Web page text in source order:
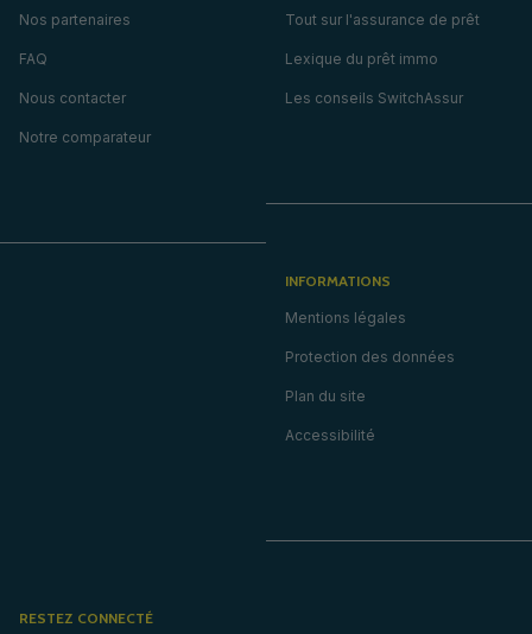
Nos partenaires
FAQ
Nous contacter
Notre comparateur
Tout sur l'assurance de prêt
Lexique du prêt immo
Les conseils SwitchAssur
INFORMATIONS
Mentions légales
Protection des données
Plan du site
Accessibilité
RESTEZ CONNECTÉ